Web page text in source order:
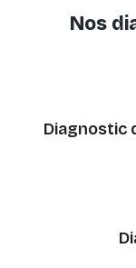
Nos
Diagnostic